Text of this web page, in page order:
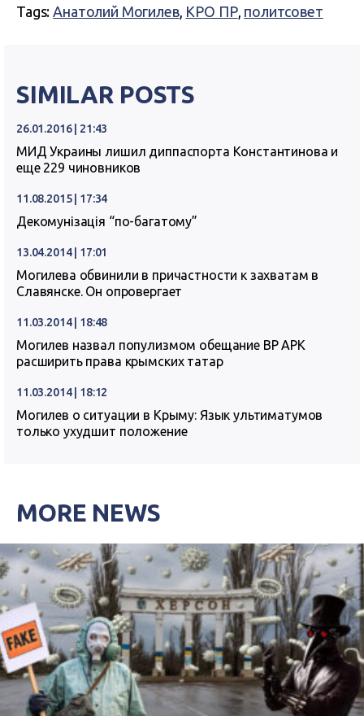
Tags:Анатолий Могилев, КРО ПР, политсовет
SIMILAR POSTS
26.01.2016 | 21:43
МИД Украины лишил диппаспорта Константинова и
еще 229 чиновников
11.08.2015 | 17:34
Декомунізація “по-багатому”
13.04.2014 | 17:01
Могилева обвинили в причастности к захватам в
Славянске. Он опровергает
11.03.2014 | 18:48
Могилев назвал популизмом обещание ВР АРК
расширить права крымских татар
11.03.2014 | 18:12
Могилев о ситуации в Крыму: Язык ультиматумов
только ухудшит положение
MORE NEWS